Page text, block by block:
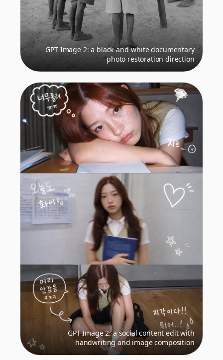
GPT Image 2: a black-and-white documentary
photo restoration direction
GPT Image 2: a social content edit with
handwriting and image composition